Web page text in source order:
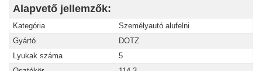
Alapvető jellemzők:
Kategória
Személyautó alufelni
Gyártó
DOTZ
Lyukak száma
5